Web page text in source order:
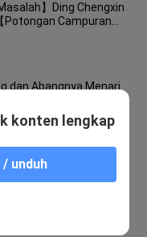
】Ding Chengxin
Potongan Campuran
】
dan Abangnya Menari
menyentuh
konten lengkap
unduh